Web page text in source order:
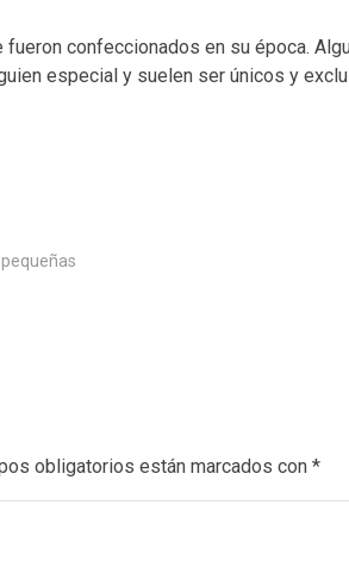
confeccionados en su época.
especial y suelen ser únicos y
obligatorios están marcados con *